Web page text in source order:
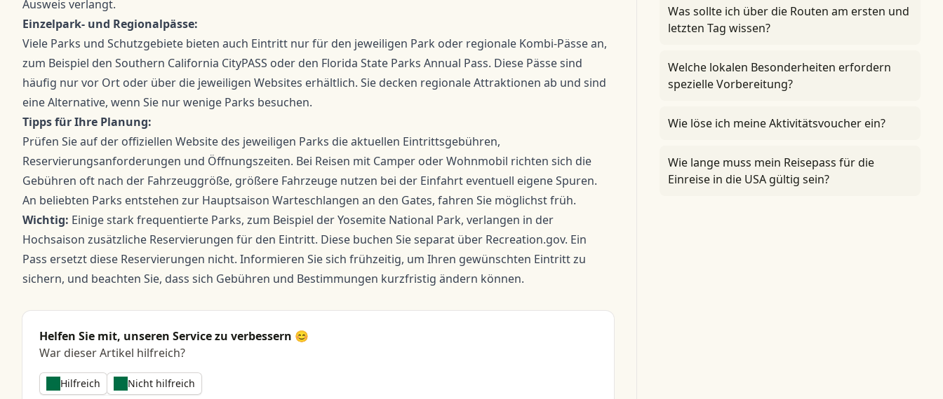
Ausweis verlangt.
Einzelpark- und Regionalpässe:
Viele Parks und Schutzgebiete bieten auch Eintritt nur für den jeweiligen Park oder regionale Kombi-Pässe an,
zum Beispiel den Southern California CityPASS oder den Florida State Parks Annual Pass. Diese Pässe sind
häufig nur vor Ort oder über die jeweiligen Websites erhältlich. Sie decken regionale Attraktionen ab und sind
eine Alternative, wenn Sie nur wenige Parks besuchen.
Tipps für Ihre Planung:
Prüfen Sie auf der offiziellen Website des jeweiligen Parks die aktuellen Eintrittsgebühren,
Reservierungsanforderungen und Öffnungszeiten. Bei Reisen mit Camper oder Wohnmobil richten sich die
Gebühren oft nach der Fahrzeuggröße, größere Fahrzeuge nutzen bei der Einfahrt eventuell eigene Spuren.
An beliebten Parks entstehen zur Hauptsaison Warteschlangen an den Gates, fahren Sie möglichst früh.
Wichtig: Einige stark frequentierte Parks, zum Beispiel der Yosemite National Park, verlangen in der
Hochsaison zusätzliche Reservierungen für den Eintritt. Diese buchen Sie separat über Recreation.gov. Ein
Pass ersetzt diese Reservierungen nicht. Informieren Sie sich frühzeitig, um Ihren gewünschten Eintritt zu
sichern, und beachten Sie, dass sich Gebühren und Bestimmungen kurzfristig ändern können.
Helfen Sie mit, unseren Service zu verbessern 😊
War dieser Artikel hilfreich?
Hilfreich Nicht hilfreich
Was sollte ich über die Routen am ersten und
letzten Tag wissen?
Welche lokalen Besonderheiten erfordern
spezielle Vorbereitung?
Wie löse ich meine Aktivitätsvoucher ein?
Wie lange muss mein Reisepass für die
Einreise in die USA gültig sein?